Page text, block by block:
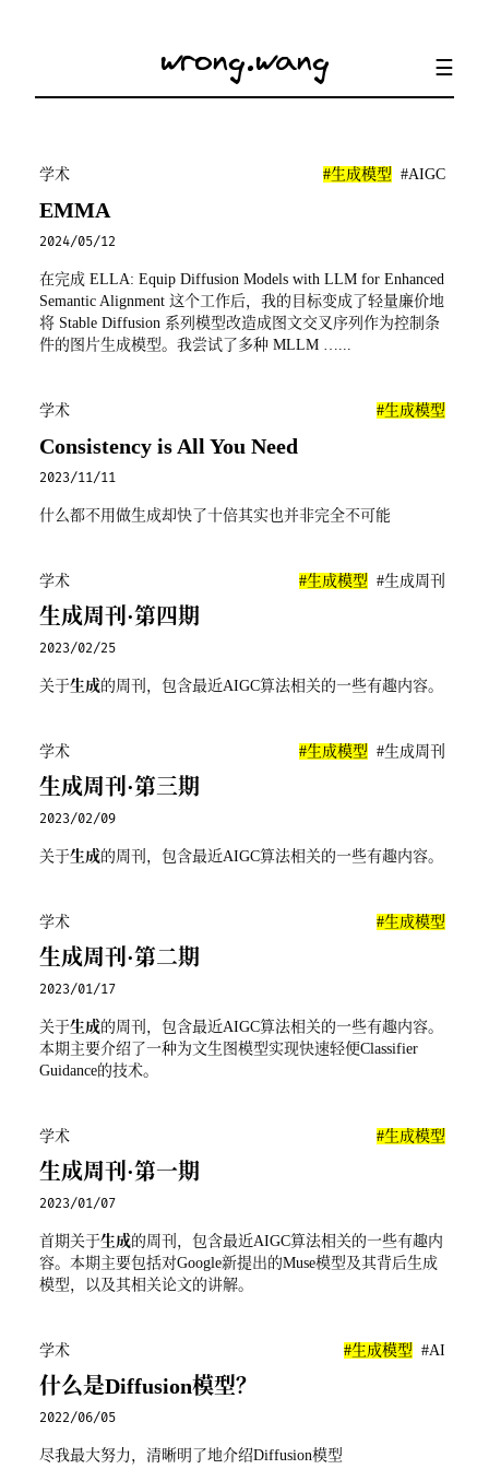
wrong.wang
学术 #生成模型 #AIGC
EMMA
2024/05/12
在完成 ELLA: Equip Diffusion Models with LLM for Enhanced
Semantic Alignment 这个工作后，我的目标变成了轻量廉价地
将 Stable Diffusion 系列模型改造成图文交叉序列作为控制条
件的图片生成模型。我尝试了多种 MLLM …...
学术 #生成模型
Consistency is All You Need
2023/11/11
什么都不用做生成却快了十倍其实也并非完全不可能
学术 #生成模型 #生成周刊
生成周刊·第四期
2023/02/25
关于生成的周刊，包含最近AIGC算法相关的一些有趣内容。
学术 #生成模型 #生成周刊
生成周刊·第三期
2023/02/09
关于生成的周刊，包含最近AIGC算法相关的一些有趣内容。
学术 #生成模型
生成周刊·第二期
2023/01/17
关于生成的周刊，包含最近AIGC算法相关的一些有趣内容。
本期主要介绍了一种为文生图模型实现快速轻便Classifier
Guidance的技术。
学术 #生成模型
生成周刊·第一期
2023/01/07
首期关于生成的周刊，包含最近AIGC算法相关的一些有趣内
容。本期主要包括对Google新提出的Muse模型及其背后生成
模型，以及其相关论文的讲解。
学术 #生成模型 #AI
什么是Diffusion模型？
2022/06/05
尽我最大努力，清晰明了地介绍Diffusion模型